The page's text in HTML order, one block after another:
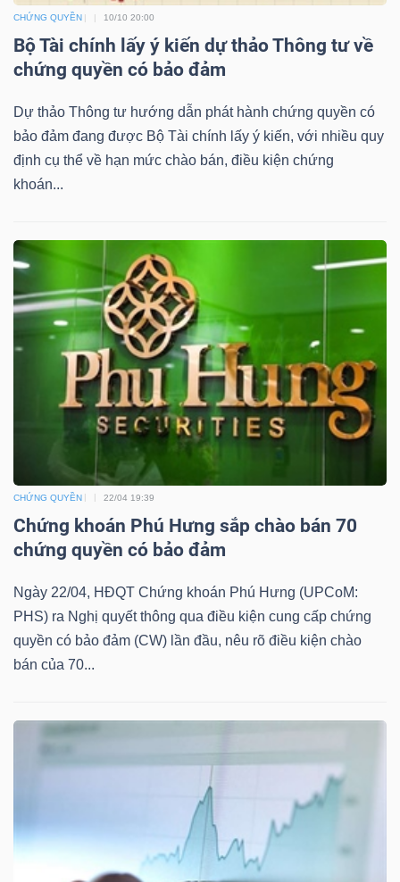
CHỨNG QUYỀN 10/10 20:00
Bộ Tài chính lấy ý kiến dự thảo Thông tư về
chứng quyền có bảo đảm
Dự thảo Thông tư hướng dẫn phát hành chứng quyền có
bảo đảm đang được Bộ Tài chính lấy ý kiến, với nhiều quy
định cụ thể về hạn mức chào bán, điều kiện chứng
khoán...
CHỨNG QUYỀN 22/04 19:39
Chứng khoán Phú Hưng sắp chào bán 70
chứng quyền có bảo đảm
Ngày 22/04, HĐQT Chứng khoán Phú Hưng (UPCoM:
PHS) ra Nghị quyết thông qua điều kiện cung cấp chứng
quyền có bảo đảm (CW) lần đầu, nêu rõ điều kiện chào
bán của 70...
YẾU
TIÊU
DÙNG
THIẾT
YẾU
CHĂM
SÓC
SỨC
KHỎE
TÀI
CÔNG
NGHỆ
THÔNG
THÔNG